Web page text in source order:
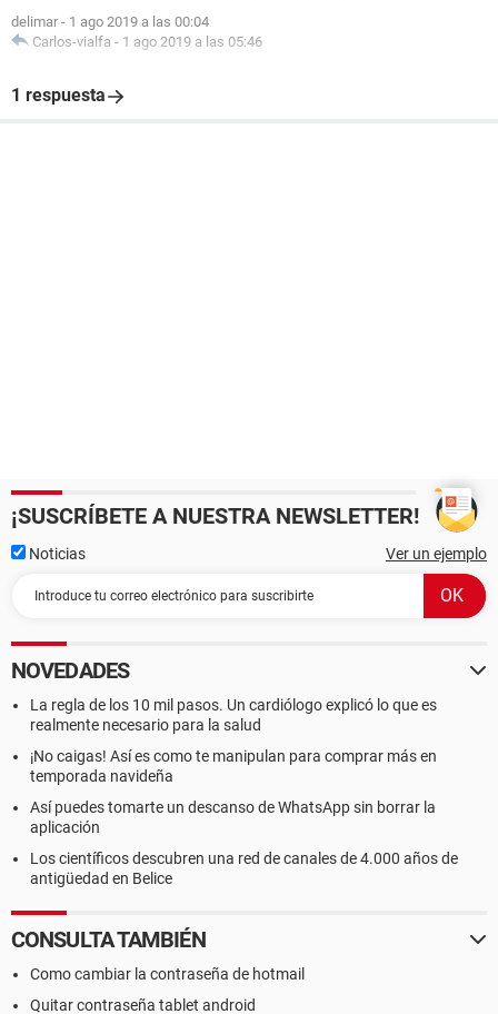
delimar - 1 ago 2019 a las 00:04
Carlos-vialfa - 1 ago 2019 a las 05:46
1 respuesta
¡SUSCRÍBETE A NUESTRA NEWSLETTER!
Noticias Ver un ejemplo
NOVEDADES
La regla de los 10 mil pasos. Un cardiólogo explicó lo que es
realmente necesario para la salud
¡No caigas! Así es como te manipulan para comprar más en
temporada navideña
Así puedes tomarte un descanso de WhatsApp sin borrar la
aplicación
Los científicos descubren una red de canales de 4.000 años de
antigüedad en Belice
CONSULTA TAMBIÉN
Como cambiar la contraseña de hotmail
Quitar contraseña tablet android